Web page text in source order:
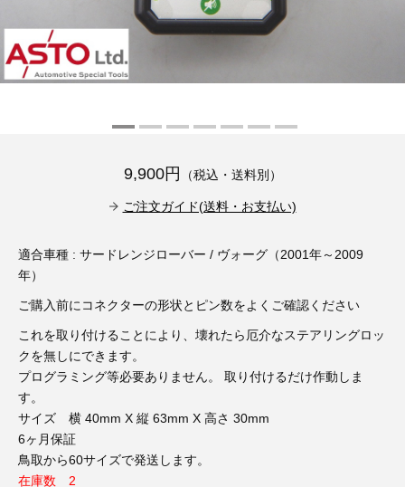
その他（20）
スウェーデン車（20）
ホイールロック取り外しツール（6）
3D プリンターペン（8）
ライト関連（6）
その他（12）
9,900円 （税込・送料別）
ご注文ガイド(送料・お支払い)
適合車種 : サードレンジローバー / ヴォーグ（2001年～2009
年）
ご購入前にコネクターの形状とピン数をよくご確認ください
これを取り付けることにより、壊れたら厄介なステアリングロッ
クを無しにできます。
プログラミング等必要ありません。 取り付けるだけ作動しま
す。
サイズ 横 40mm X 縦 63mm X 高さ 30mm
6ヶ月保証
鳥取から60サイズで発送します。
在庫数 2